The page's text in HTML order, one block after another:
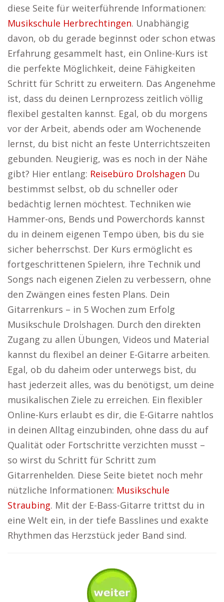
diese Seite für weiterführende Informationen:
Musikschule Herbrechtingen. Unabhängig
davon, ob du gerade beginnst oder schon etwas
Erfahrung gesammelt hast, ein Online-Kurs ist
die perfekte Möglichkeit, deine Fähigkeiten
Schritt für Schritt zu erweitern. Das Angenehme
ist, dass du deinen Lernprozess zeitlich völlig
flexibel gestalten kannst. Egal, ob du morgens
vor der Arbeit, abends oder am Wochenende
lernst, du bist nicht an feste Unterrichtszeiten
gebunden. Neugierig, was es noch in der Nähe
gibt? Hier entlang: Reisebüro Drolshagen Du
bestimmst selbst, ob du schneller oder
bedächtig lernen möchtest. Techniken wie
Hammer-ons, Bends und Powerchords kannst
du in deinem eigenen Tempo üben, bis du sie
sicher beherrschst. Der Kurs ermöglicht es
fortgeschrittenen Spielern, ihre Technik und
Songs nach eigenen Zielen zu verbessern, ohne
den Zwängen eines festen Plans. Dein
Gitarrenkurs – in 5 Wochen zum Erfolg
Musikschule Drolshagen. Durch den direkten
Zugang zu allen Übungen, Videos und Material
kannst du flexibel an deiner E-Gitarre arbeiten.
Egal, ob du daheim oder unterwegs bist, du
hast jederzeit alles, was du benötigst, um deine
musikalischen Ziele zu erreichen. Ein flexibler
Online-Kurs erlaubt es dir, die E-Gitarre nahtlos
in deinen Alltag einzubinden, ohne dass du auf
Qualität oder Fortschritte verzichten musst –
so wirst du Schritt für Schritt zum
Gitarrenhelden. Diese Seite bietet noch mehr
nützliche Informationen: Musikschule
Straubing. Mit der E-Bass-Gitarre trittst du in
eine Welt ein, in der tiefe Basslines und exakte
Rhythmen das Herzstück jeder Band sind.